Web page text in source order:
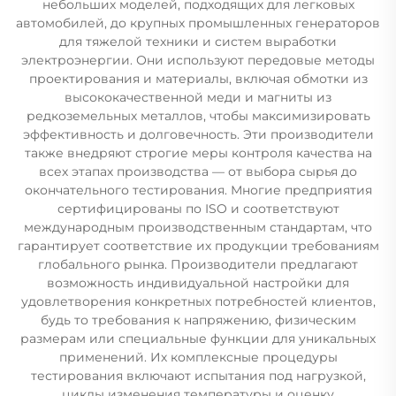
небольших моделей, подходящих для легковых
автомобилей, до крупных промышленных генераторов
для тяжелой техники и систем выработки
электроэнергии. Они используют передовые методы
проектирования и материалы, включая обмотки из
высококачественной меди и магниты из
редкоземельных металлов, чтобы максимизировать
эффективность и долговечность. Эти производители
также внедряют строгие меры контроля качества на
всех этапах производства — от выбора сырья до
окончательного тестирования. Многие предприятия
сертифицированы по ISO и соответствуют
международным производственным стандартам, что
гарантирует соответствие их продукции требованиям
глобального рынка. Производители предлагают
возможность индивидуальной настройки для
удовлетворения конкретных потребностей клиентов,
будь то требования к напряжению, физическим
размерам или специальные функции для уникальных
применений. Их комплексные процедуры
тестирования включают испытания под нагрузкой,